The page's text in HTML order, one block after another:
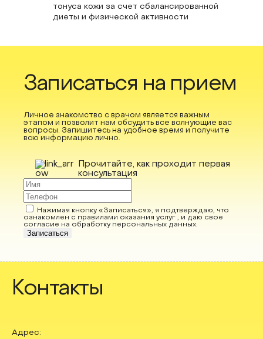
тонуса кожи за счет сбалансированной
диеты и физической активности
Записаться на прием
Личное знакомство с врачом является важным
этапом и позволит нам обсудить все волнующие вас
вопросы. Запишитесь на удобное время и получите
всю информацию лично.
Прочитайте, как проходит первая
консультация
Нажимая кнопку «Записаться», я подтверждаю, что
ознакомлен с правилами оказания услуг , и даю свое
согласие на обработку персональных данных.
Записаться
Контакты
Адрес: